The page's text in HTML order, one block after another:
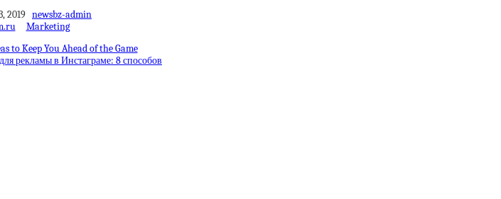
2019 newsbz-admin
Marketing
to Keep You Ahead of the Game
рекламы в Инстаграме: 8 способов